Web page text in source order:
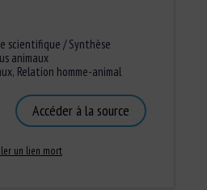
scientifique / Synthèse
animaux
, Relation homme-animal
Accéder à la source
un lien mort